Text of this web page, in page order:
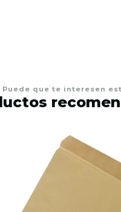
Puede que te interesen